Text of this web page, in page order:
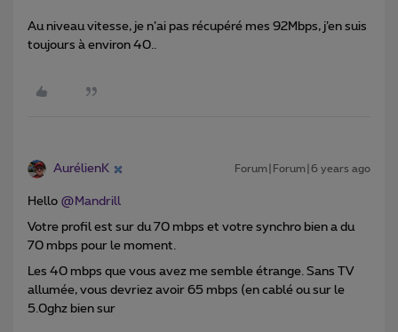
Au niveau vitesse, je n’ai pas récupéré mes 92Mbps, j’en suis
toujours à environ 40..
AurélienK Forum|Forum|6 years ago
Hello @Mandrill
Votre profil est sur du 70 mbps et votre synchro bien a du
70 mbps pour le moment.
Les 40 mbps que vous avez me semble étrange. Sans TV
allumée, vous devriez avoir 65 mbps (en cablé ou sur le
5.0ghz bien sur